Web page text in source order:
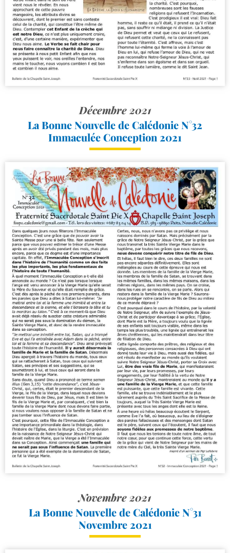
Décembre 2021
La Bonne Nouvelle de Calédonie N°32
Immaculée Conception 2021
Novembre 2021
La Bonne Nouvelle de Calédonie N°31
Novembre 2021